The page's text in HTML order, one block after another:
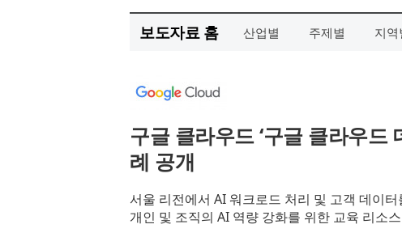
보도자료 홈 산업별 주제별 지역
구글 클라우드 ‘구글 클라우드
례 공개
서울 리전에서 AI 워크로드 처리 및 고객 데이
개인 및 조직의 AI 역량 강화를 위한 교육 리소